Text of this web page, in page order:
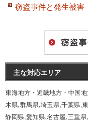
窃盗事件と発生被害
主な対応エリア
東海地方・近畿地方・中国
木県,群馬県,埼玉県,千葉県,
静岡県,愛知県,名古屋,三重